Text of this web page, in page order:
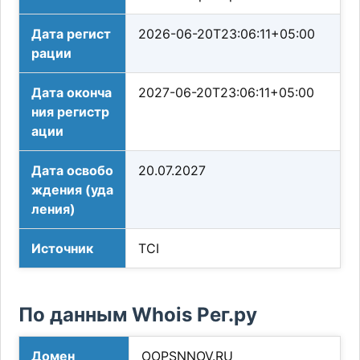
Дата регист
рации
2026-06-20T23:06:11+05:00
Дата оконча
ния регистр
ации
2027-06-20T23:06:11+05:00
Дата освобо
ждения (уда
ления)
20.07.2027
Источник TCI
По данным Whois Рег.ру
Домен OOPSNNOV.RU